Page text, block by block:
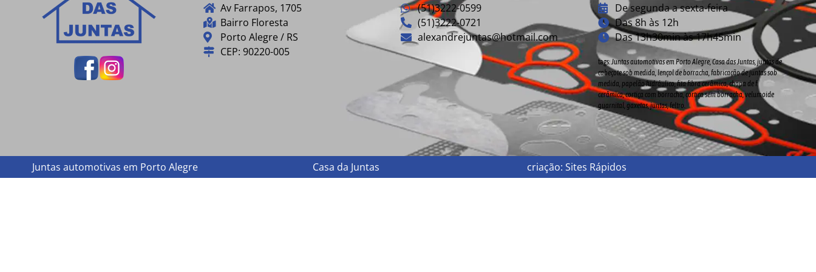
Av Farrapos, 1705
Bairro Floresta
Porto Alegre / RS
CEP: 90220-005
(51)3222-0599
(51)3222-0721
alexandrejuntas@hotmail.com
De segunda a sexta-feira
Das 8h às 12h
Das 13h30min às 17h45min
tags: Juntas automotivas em Porto Alegre, Casa das Juntas, juntas de
cabeçote sob medida, lençol de borracha, fabricação de juntassob
medida , papelão hidráulico, fita fibra cerâmica, chapa de f.
cerâmica, cortiça com borracha, cortiça sem borracha, velumoide
guarnital, gaxetas, juntas, feltro.
Juntas automotivas em Porto Alegre Casa da Juntas criação: Sites Rápidos